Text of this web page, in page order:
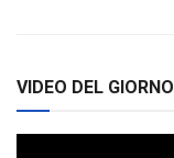
VIDEO DEL GIORNO